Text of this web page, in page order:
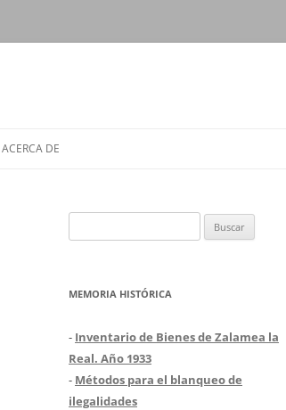
ACERCA DE
MEMORIA HISTÓRICA
- Inventario de Bienes de Zalamea la
Real. Año 1933
- Métodos para el blanqueo de
ilegalidades